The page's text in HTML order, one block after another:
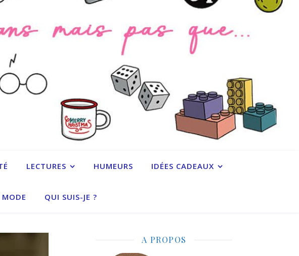
LECTURES HUMEURS IDÉES CADEAUX
MODE QUI SUIS-JE ?
A PROPOS